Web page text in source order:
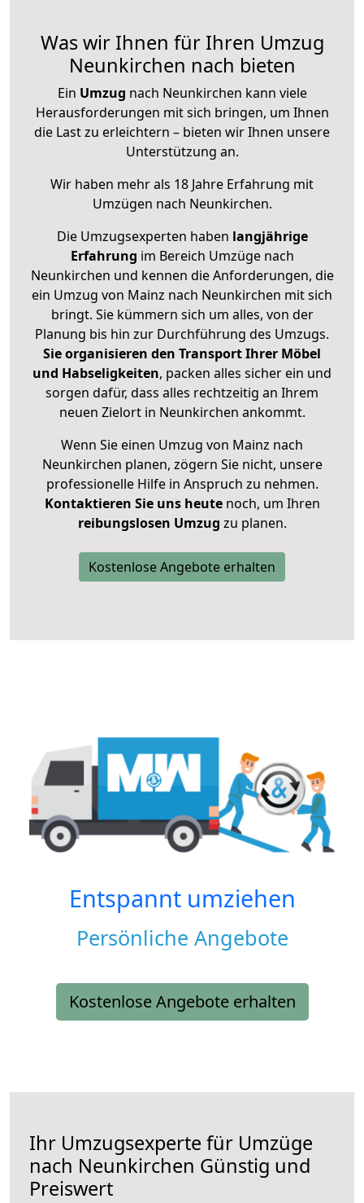
Was wir Ihnen für Ihren Umzug
Neunkirchen nach bieten
Ein Umzug nach Neunkirchen kann viele
Herausforderungen mit sich bringen, um Ihnen
die Last zu erleichtern – bieten wir Ihnen unsere
Unterstützung an.
Wir haben mehr als 18 Jahre Erfahrung mit
Umzügen nach Neunkirchen.
Die Umzugsexperten haben langjährige
Erfahrung im Bereich Umzüge nach
Neunkirchen und kennen die Anforderungen, die
ein Umzug von Mainz nach Neunkirchen mit sich
bringt. Sie kümmern sich um alles, von der
Planung bis hin zur Durchführung des Umzugs.
Sie organisieren den Transport Ihrer Möbel
und Habseligkeiten, packen alles sicher ein und
sorgen dafür, dass alles rechtzeitig an Ihrem
neuen Zielort in Neunkirchen ankommt.
Wenn Sie einen Umzug von Mainz nach
Neunkirchen planen, zögern Sie nicht, unsere
professionelle Hilfe in Anspruch zu nehmen.
Kontaktieren Sie uns heutenoch, um Ihren
reibungslosen Umzug zu planen.
Kostenlose Angebote erhalten
Entspannt umziehen
Persönliche Angebote
Kostenlose Angebote erhalten
Ihr Umzugsexperte für Umzüge
nach Neunkirchen Günstig und
Preiswert